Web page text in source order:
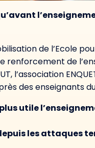
de l’Ecole
renforcement de
l’association
des enseignants
utile
les attaques